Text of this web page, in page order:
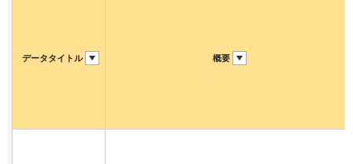
データタイトル 概要